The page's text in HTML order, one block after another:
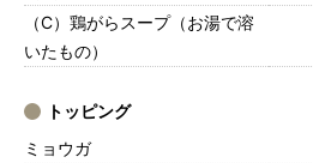
（C）鶏がらスープ（お湯で溶
いたもの）
トッピング
ミョウガ